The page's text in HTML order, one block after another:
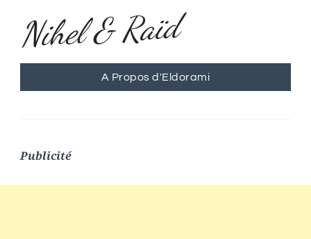
Nihel & Raïd
A Propos d'Eldorami
Publicité